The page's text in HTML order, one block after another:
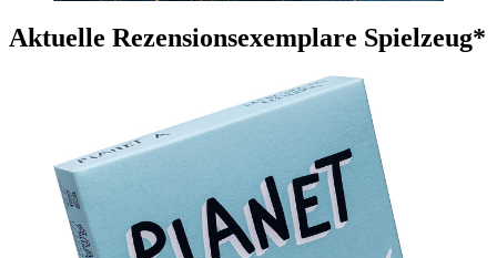
Aktuelle Rezensionsexemplare Spielzeug*